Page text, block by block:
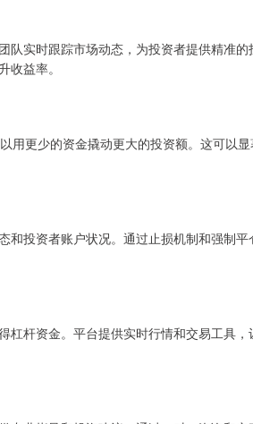
实时跟踪市场动态，为投资者提供精准
益率。
用更少的资金撬动更大的投资额。这可以
投资者账户状况。通过止损机制和强制
杆资金。平台提供实时行情和交易工具